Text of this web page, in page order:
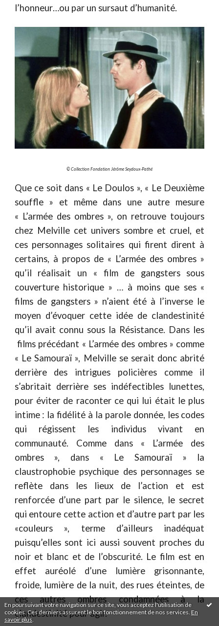
En poursuivant votre navigation sur ce site, vous acceptez l'utilisation de
cookies. Ces derniers assurent le bon fonctionnement de nos services. En
savoir plus.
l’honneur…ou par un sursaut d’humanité.
© Collection Fondation Jérôme Seydoux-Pathé
Que ce soit dans « Le Doulos », « Le Deuxième
souffle » et même dans une autre mesure
« L’armée des ombres », on retrouve toujours
chez Melville cet univers sombre et cruel, et
ces personnages solitaires qui firent dirent à
certains, à propos de « L’armée des ombres »
qu’il réalisait un « film de gangsters sous
couverture historique » … à moins que ses «
films de gangsters » n’aient été à l’inverse le
moyen d’évoquer cette idée de clandestinité
qu’il avait connu sous la Résistance. Dans les
films précédant « L’armée des ombres » comme
« Le Samouraï », Melville se serait donc abrité
derrière des intrigues policières comme il
s’abritait derrière ses indéfectibles lunettes,
pour éviter de raconter ce qui lui était le plus
intime : la fidélité à la parole donnée, les codes
qui régissent les individus vivant en
communauté. Comme dans « L’armée des
ombres », dans « Le Samouraï » la
claustrophobie psychique des personnages se
reflète dans les lieux de l’action et est
renforcée d’une part par le silence, le secret
qui entoure cette action et d’autre part par les
«couleurs », terme d’ailleurs inadéquat
puisqu’elles sont ici aussi souvent proches du
noir et blanc et de l’obscurité. Le film est en
effet auréolé d’une lumière grisonnante,
froide, lumière de la nuit, des rues éteintes, de
ces autres ombres condamnées à la
clandestinité pour agir.